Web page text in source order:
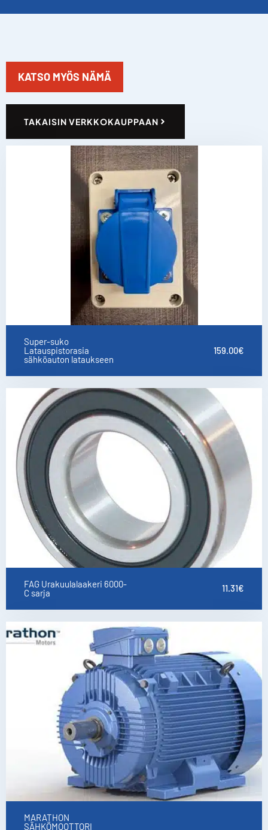
KATSO MYÖS NÄMÄ
TAKAISIN VERKKOKAUPPAAN
Super-suko
Latauspistorasia
sähköauton lataukseen
159.00€
FAG Urakuulalaakeri 6000-
C sarja
11.31€
MARATHON
SÄHKÖMOOTTORI